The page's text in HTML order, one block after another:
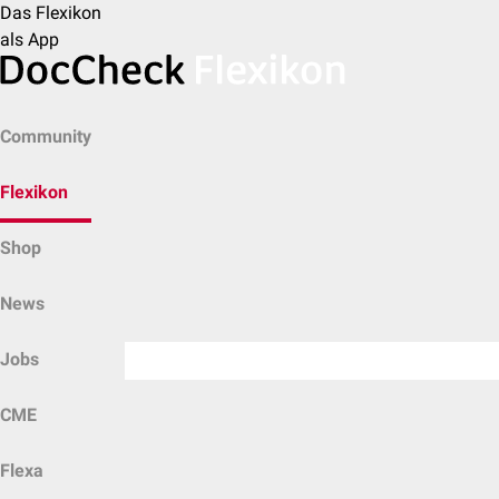
Das Flexikon
als App
Community
Flexikon
Shop
News
Jobs
CME
Flexa